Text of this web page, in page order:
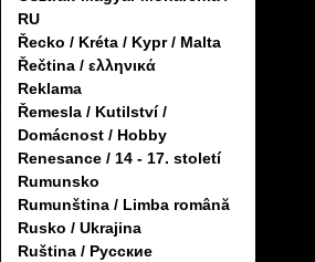
RU
Řecko / Kréta / Kypr / Malta
Řečtina / ελληνικά
Reklama
Řemesla / Kutilství /
Domácnost / Hobby
Renesance / 14 - 17. století
Rumunsko
Rumunština / Limba română
Rusko / Ukrajina
Ruština / Русские